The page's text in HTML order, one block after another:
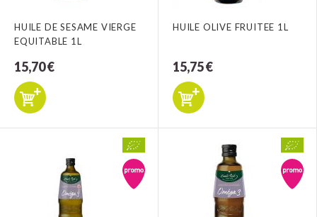
HUILE DE SESAME VIERGE
EQUITABLE 1L
15,70 €
HUILE OLIVE FRUITEE 1L
15,75 €